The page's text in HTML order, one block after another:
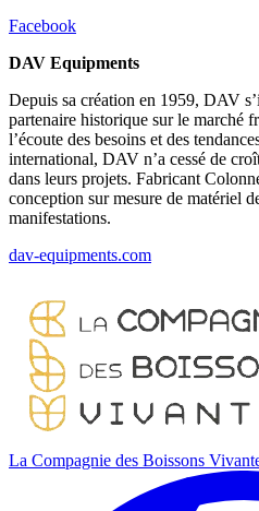
Facebook
DAV Equipments
Depuis sa création en 1959, DAV
partenaire historique sur le marché
l’écoute des besoins et des
international, DAV n’a cessé de
dans leurs projets. Fabricant
conception sur mesure de matériel
manifestations.
dav-equipments.com
La Compagnie des Boissons